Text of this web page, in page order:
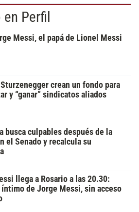
Perfil
Messi, el papá de Lionel Messi
crean un fondo para
y “ganar” sindicatos aliados
busca culpables después de la
el Senado y recalcula su
llega a Rosario a las 20.30:
de Jorge Messi, sin acceso